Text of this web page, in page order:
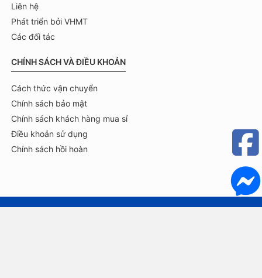
Liên hệ
Phát triển bởi VHMT
Các đối tác
CHÍNH SÁCH VÀ ĐIỀU KHOẢN
Cách thức vận chuyển
Chính sách bảo mật
Chính sách khách hàng mua sỉ
Điều khoản sử dụng
Chính sách hồi hoàn